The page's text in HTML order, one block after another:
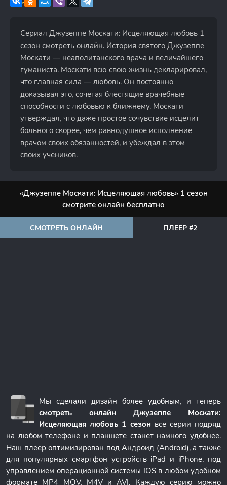
Сериал Джузеппе Москати: Исцеляющая любовь 1
сезон смотреть онлайн. История святого Джузеппе
Москати — неаполитанского врача и величайшего
гуманиста. Москати всю свою жизнь декларировал,
что главная сила — любовь. Он постоянно
доказывал это, сочетая блестящие врачебные
способности с любовью к ближнему. Москати
утверждал, что даже простое сочувствие исцелит
больного скорее, чем равнодушное исполнение
врачом своих обязанностей, и убеждал в этом
своих учеников.
«Джузеппе Москати: Исцеляющая любовь» 1 сезон
смотрите онлайн бесплатно
СМОТРЕТЬ ОНЛАЙН ПЛЕЕР #2
Мы сделали дизайн более удобным, и теперь
смотреть онлайн Джузеппе Москати:
Исцеляющая любовь 1 сезон все серии подряд
на любом телефоне и планшете станет намного удобнее.
Наш плеер оптимизирован под Андроид (Android), а также
для популярных смартфон устройств iPad и iPhone, под
управлением операционной системы IOS в любом удобном
формате MP4 MOV, M4V и AVI. Каждую серию можно